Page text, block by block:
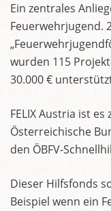
Ein zentrales
Feuerwehrjugend.
wurden 115
30.000 €
FELIX Austria ist
Österreichische
den ÖBFV-
Dieser Hilfsfonds
Beispiel wenn ein